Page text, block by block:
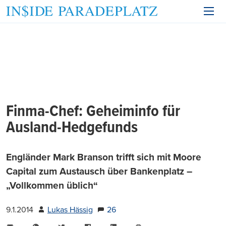
Finma-Chef: Geheiminfo für
Ausland-Hedgefunds
Engländer Mark Branson trifft sich mit Moore
Capital zum Austausch über Bankenplatz –
„Vollkommen üblich“
9.1.2014 Lukas Hässig
26